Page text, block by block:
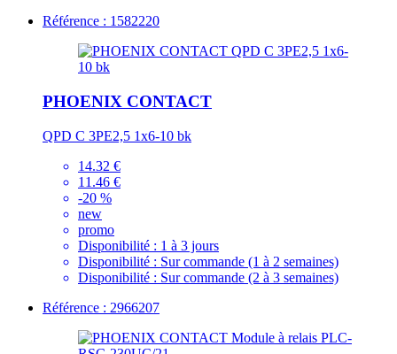
Référence : 1582220
PHOENIX CONTACT
QPD C 3PE2,5 1x6-10 bk
14.32 €
11.46 €
-20 %
new
promo
Disponibilité : 1 à 3 jours
Disponibilité : Sur commande (1 à 2 semaines)
Disponibilité : Sur commande (2 à 3 semaines)
Référence : 2966207